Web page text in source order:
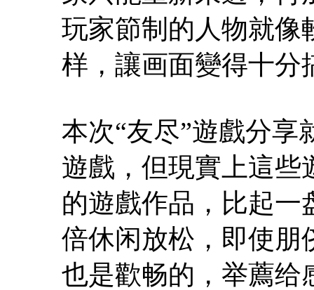
玩家節制的人物就像
样，讓画面變得十分
本次“友尽”遊戲分享
遊戲，但現實上這些
的遊戲作品，比起一
倍休闲放松，即使朋
也是歡畅的，举薦给